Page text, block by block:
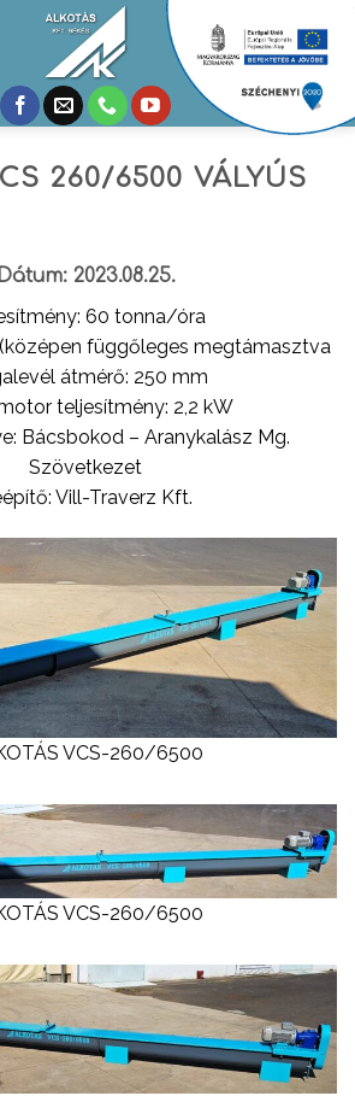
260/6500 VÁLYÚS
Dátum: 2023.08.25.
60 tonna/óra
függőleges megtámasztva
átmérő: 250 mm
teljesítmény: 2,2 kW
Bácsbokod – Aranykalász Mg.
Szövetkezet
Vill-Traverz Kft.
VCS-260/6500
VCS-260/6500